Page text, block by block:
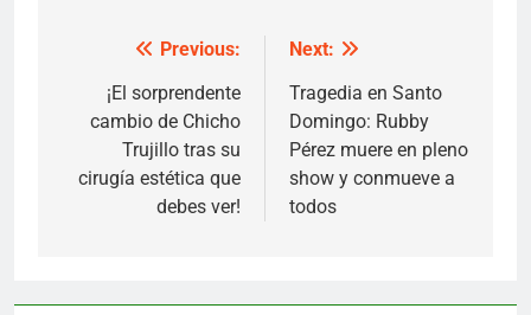
navigation
Previous:
¡El sorprendente
cambio de Chicho
Trujillo tras su
cirugía estética que
debes ver!
Next:
Tragedia en Santo
Domingo: Rubby
Pérez muere en pleno
show y conmueve a
todos